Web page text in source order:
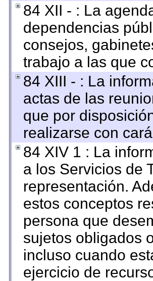
84 XII - : La
dependencias
consejos,
trabajo a las que
84 XIII - : La
actas de las
que por
realizarse con
84 XIV 1 : La
a los Servicios de
representación.
estos conceptos
persona que
sujetos obligados
incluso cuando
ejercicio de